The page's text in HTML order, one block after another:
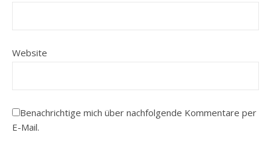
Website
Benachrichtige mich über nachfolgende Kommentare per
E-Mail.